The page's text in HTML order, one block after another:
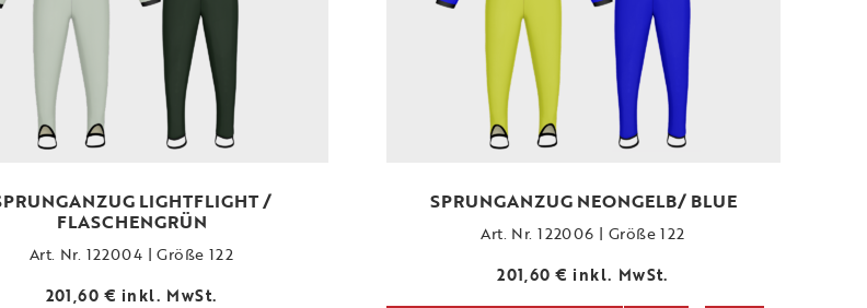
LIGHTFLIGHT /
FLASCHENGRÜN
Art. Nr. 122004 | Größe 122
201,60 € inkl. MwSt.
SPRUNGANZUG NEONGELB/ BLUE
Art. Nr. 122006 | Größe 122
201,60€ inkl. MwSt.